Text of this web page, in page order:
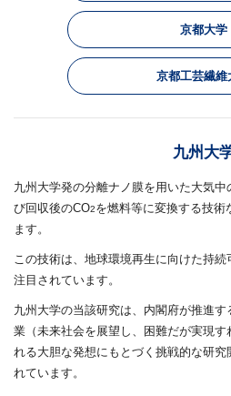
京都大学
京都工芸繊維
九州大
九州大学発の分離ナノ膜を用いた大気中
び回収後のCO2を燃料等に変換する技
ます。
この技術は、地球環境再生に向けた持
注目されています。
九州大学の当該研究は、内閣府が推進
業（未来社会を展望し、困難だが実現
れる大胆な発想にもとづく挑戦的な研
れています。